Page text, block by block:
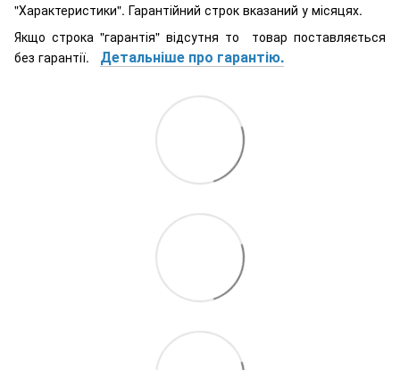
"Характеристики". Гарантійний строк вказаний у місяцях.
Якщо строка "гарантія" відсутня то товар поставляється
без гарантії. Детальніше про гарантію.